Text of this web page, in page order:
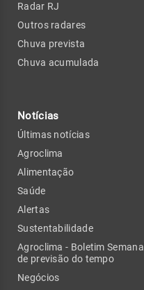
Radar RJ
Outros radares
Chuva prevista
Chuva acumulada
Notícias
Últimas notícias
Agroclima
Alimentação
Saúde
Alertas
Sustentabilidade
Agroclima - Boletim Semanal
de previsão do tempo
Negócios